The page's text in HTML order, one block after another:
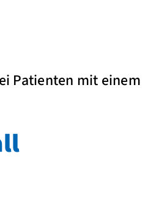
Patienten mit einem